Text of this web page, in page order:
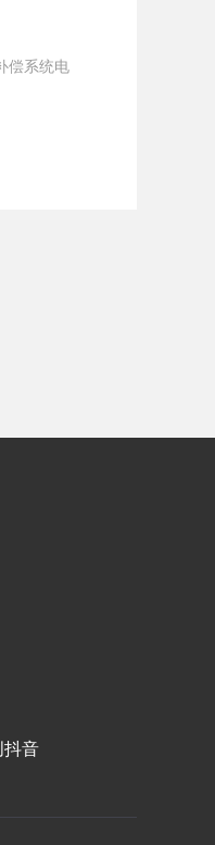
偿系统电
抖音